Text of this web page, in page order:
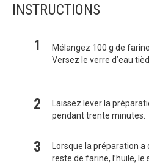
INSTRUCTIONS
Mélangez 100 g de
Versez le verre d’eau
Laissez lever la
pendant trente minutes.
Lorsque la préparation
reste de farine, l’huile, le